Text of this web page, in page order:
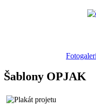
Šablony OPJAK